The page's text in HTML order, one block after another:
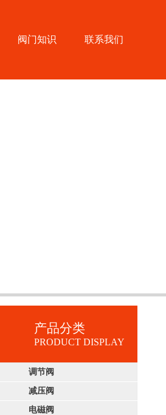
阀门知识 联系我们
产品分类
PRODUCT DISPLAY
调节阀
减压阀
电磁阀